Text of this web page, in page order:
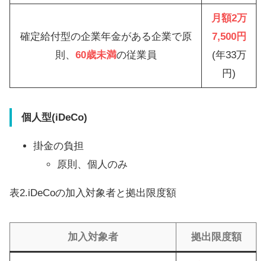
確定給付型の企業年金がある企業で原
則、 60歳未満の従業員
月額2万
7,500円
(年33万
円)
個人型(iDeCo)
掛金の負担
原則、個人のみ
表2.iDeCoの加入対象者と拠出限度額
加入対象者 拠出限度額